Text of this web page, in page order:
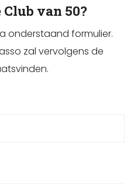
van 50?
onderstaand formulier.
zal vervolgens de